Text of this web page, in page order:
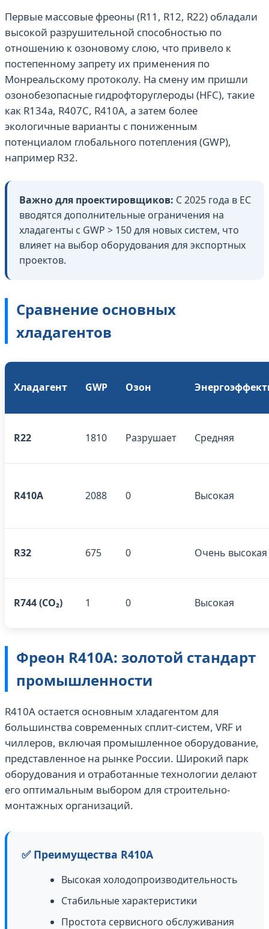
Первые массовые фреоны (R11, R12, R22) обладали
высокой разрушительной способностью по
отношению к озоновому слою, что привело к
постепенному запрету их применения по
Монреальскому протоколу. На смену им пришли
озонобезопасные гидрофторуглероды (HFC), такие
как R134a, R407C, R410A, а затем более
экологичные варианты с пониженным
потенциалом глобального потепления (GWP),
например R32.
Важно для проектировщиков: С 2025 года в ЕС
вводятся дополнительные ограничения на
хладагенты с GWP > 150 для новых систем, что
влияет на выбор оборудования для экспортных
проектов.
Сравнение основных
хладагентов
Хладагент GWP Озон
R22 1810 Разрушает Средняя
R410A 2088 0 Высокая
R32 675 0 Очень высокая
R744 (CO₂) 1 0 Высокая
Фреон R410A: золотой стандарт
промышленности
R410A остается основным хладагентом для
большинства современных сплит‑систем, VRF и
чиллеров, включая промышленное оборудование,
представленное на рынке России. Широкий парк
оборудования и отработанные технологии делают
его оптимальным выбором для строительно-
монтажных организаций.
✅ Преимущества R410A
Высокая холодопроизводительность
Стабильные характеристики
Простота сервисного обслуживания